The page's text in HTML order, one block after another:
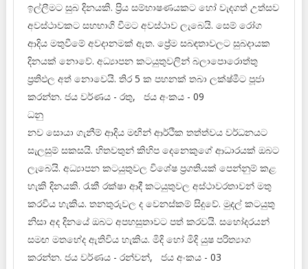
ඉල්ලීමට සුබ දිනයකි. ප්‍රිය සම්භාෂණයකට හෝ වැදගත් උත්සව
අවස්ථාවකට සහභාගි වීමට අවස්ථාව ලැබෙයි. සෙම් රෝග
ආදිය මතුවීමේ අවදානමක් ඇත. ප්‍රේම සබඳතාවලට සුබදායක
දිනයක් නොවේ. අධ්‍යාපන කටයුතුවලින් බලාපොරොත්තු
ප්‍රතිඵල අත් නොවෙයි. තිර 5 ක පහනක් තබා ලක්ෂ්මීට පූජා
කරන්න. ජය වර්ණය - රතු, ජය අංකය - 09
ධනු
නව සොයා ගැනීම් ආදිය මඟින් ආර්ථික තත්ත්වය වර්ධනයට
සැලසුම් සකසයි. හිතවතුන් කිහිප දෙනෙකුගේ ආධාරයක් ඔබට
ලැබෙයි. අධ්‍යාපන කටයුතුවල විශේෂ ප්‍රගතියක් පෙන්නුම් කළ
හැකි දිනයකි. රැකී රක්ෂා ආදී කටයුතුවල අස්ථාවරතාවන් මතු
කරවිය හැකිය. තනතුරුවල ද වෙනස්කම් සිදුවේ. මුදල් කටයුතු
නිසා අද දිනයේ ඔබට අපහසුතාවට පත් කරවයි. සහෝදරයන්
සමඟ මතභේද ඇතිවිය හැකිය. මිදි හෝ මිදි යුෂ පරිත්‍යාග
කරන්න. ජය වර්ණය - රන්වන්, ජය අංකය - 03